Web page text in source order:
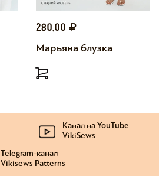
280,00
Марьяна блузка
Канал на YouTube
VikiSews
Telegram-канал
Vikisews Patterns